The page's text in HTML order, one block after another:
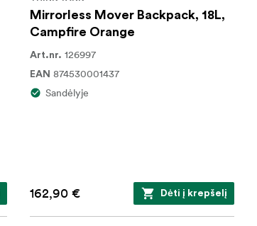
Mirrorless Mover Backpack, 18L,
Campfire Orange
Art.nr. 126997
EAN 874530001437
Sandėlyje
162,90 € Dėti į krepšelį